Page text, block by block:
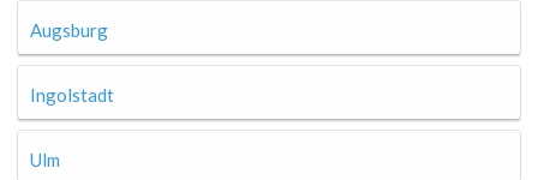
Augsburg
Ingolstadt
Ulm